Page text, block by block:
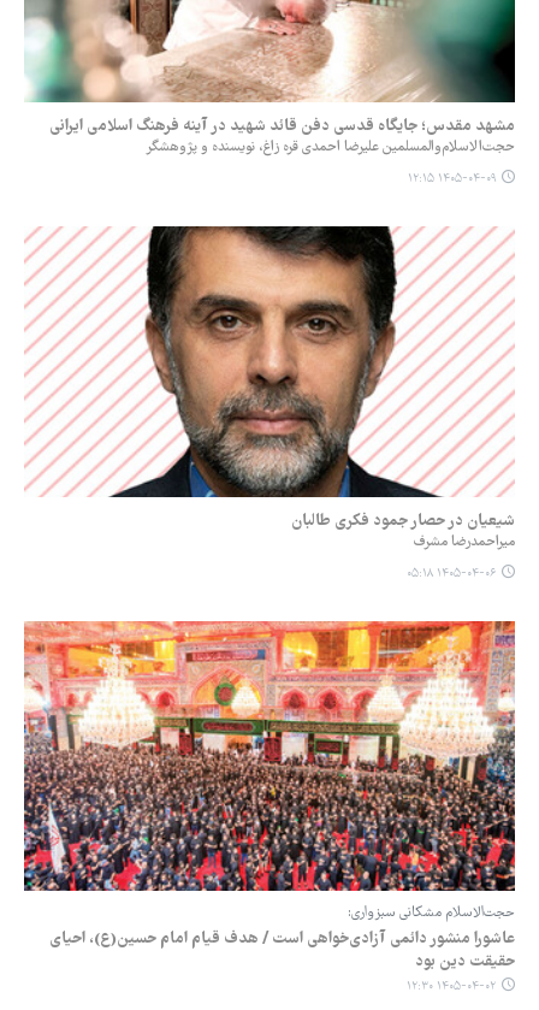
مشهد مقدس؛ جایگاه قدسی دفن قائد شهید در آینه فرهنگ اسلامی ایرانی
حجت‌الاسلام‌والمسلمین علیرضا احمدی قره زاغ، نویسنده و پژوهشگر
۱۴۰۵-۰۴-۰۹ ۱۲:۱۵
شیعیان در حصار جمود فکری طالبان
میراحمدرضا مشرف
۱۴۰۵-۰۴-۰۶ ۰۵:۱۸
حجت‌الاسلام مشکانی سبزواری:
عاشورا منشور دائمی آزادی‌خواهی است / هدف قیام امام حسین(ع)، احیای
حقیقت دین بود
۱۴۰۵-۰۴-۰۲ ۱۲:۳۰